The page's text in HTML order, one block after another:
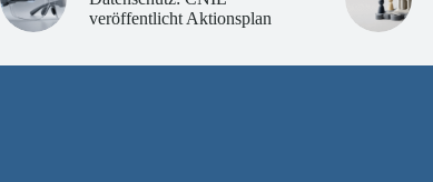
veröffentlicht Aktionsplan